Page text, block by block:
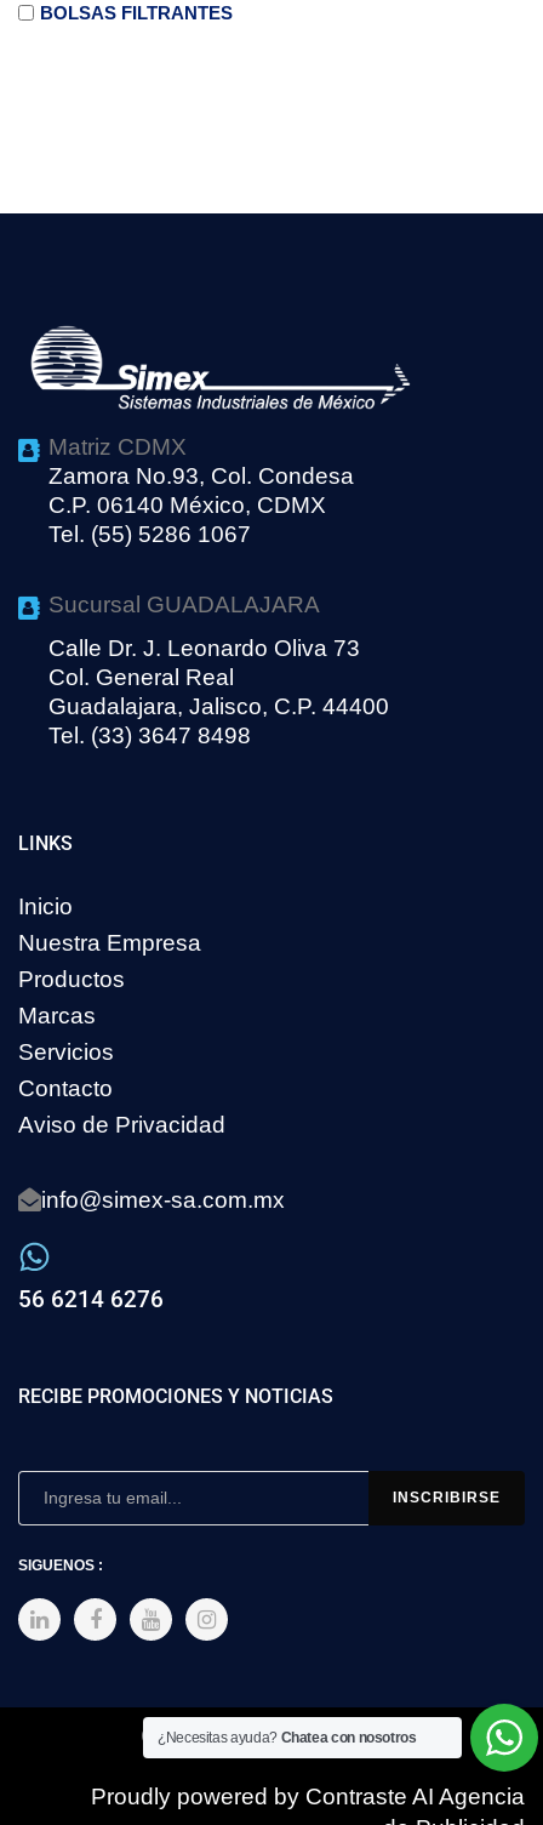
BOLSAS FILTRANTES
Matriz CDMX
Zamora No.93, Col. Condesa
C.P. 06140 México, CDMX
Tel. (55) 5286 1067
Sucursal GUADALAJARA
Calle Dr. J. Leonardo Oliva 73
Col. General Real
Guadalajara, Jalisco, C.P. 44400
Tel. (33) 3647 8498
LINKS
Inicio
Nuestra Empresa
Productos
Marcas
Servicios
Contacto
Aviso de Privacidad
info@simex-sa.com.mx
56 6214 6276
RECIBE PROMOCIONES Y NOTICIAS
SIGUENOS :
Copyright © 2025 SIMEX
Proudly powered by Contraste AI Agencia
¿Necesitas ayuda? Chatea con nosotros